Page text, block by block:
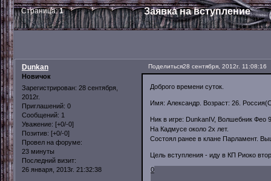
Заявка на вступление
Страница:1
Поделиться28 сентября, 2012г. 11:08:16
Dunkan
Новичок
Зарегистрирован: 28 сентября,
2012г.
Приглашений: 0
Сообщений: 1
Уважение: [+0/-0]
Позитив: [+0/-0]
Провел на форуме:
23 минуты
Последний визит:
26 января, 2013г. 21:32:38
Доброго времени суток.
Имя: Александр. Возраст: 26.
Ник в игре: DunkanIV, Волшебник Фео
На Кадмусе около 2х лет.
Состоял ранее в клане Парламент.
Цель вступления - иду в КП Риоко
0